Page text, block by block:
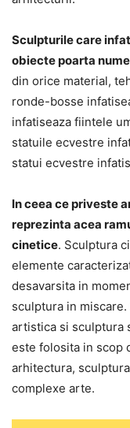
Sculpturile care
obiecte poarta
din orice material,
ronde-bosse
infatiseaza fiintele
statuile ecvestre
statui ecvestre
In ceea ce priveste
reprezinta acea
cinetice. Sculptura
elemente
desavarsita in
sculptura in
artistica si sculptura
este folosita in scop
arhitectura,
complexe arte.